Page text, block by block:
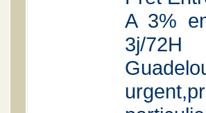
A 3%
3j/